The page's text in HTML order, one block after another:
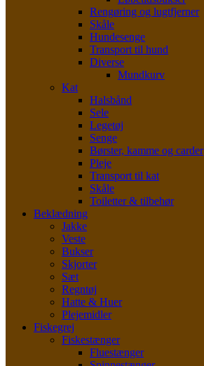
Rengøring og lugtfjerner
Skåle
Hundesenge
Transport til hund
Diverse
Mundkurv
Kat
Halsbånd
Sele
Legetøj
Senge
Børster, kamme og carder
Pleje
Transport til kat
Skåle
Toiletter & tilbehør
Beklædning
Jakke
Veste
Bukser
Skjorter
Sæt
Regntøj
Hatte & Huer
Plejemidler
Fiskegrej
Fiskestænger
Fluestænger